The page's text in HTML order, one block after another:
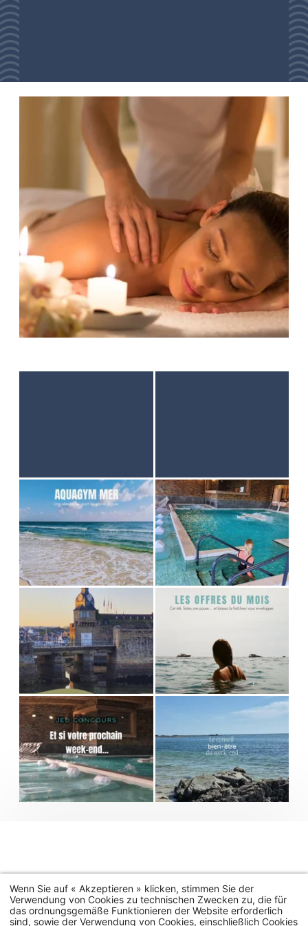
SEMINAR
AKTIVITÄTEN UND TOURISMUS
FOTODALERY
GUTE ANGEBOTE
GESCHENKGUTSCHEINE
BROCHURES
ANFAHRT UND KONTAKTE
Wenn Sie auf « Akzeptieren » klicken, stimmen Sie der
Verwendung von Cookies zu technischen Zwecken zu, die für
das ordnungsgemäße Funktionieren der Website erforderlich
sind, sowie der Verwendung von Cookies, einschließlich Cookies